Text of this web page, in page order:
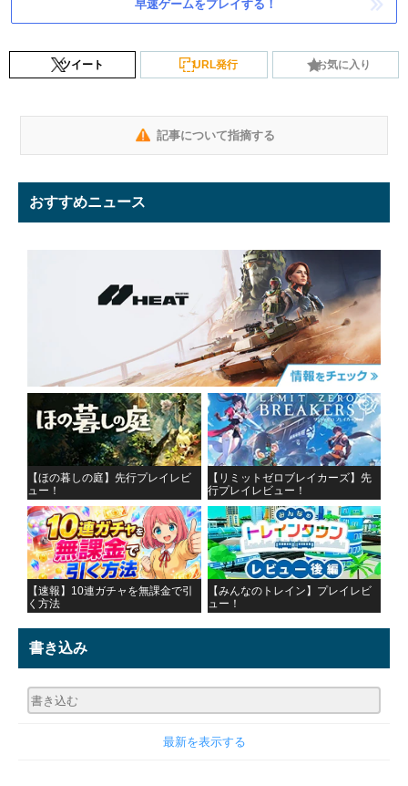
早速ゲームをプレイする！
ツイート URL発行 お気に入り
記事について指摘する
おすすめニュース
【ほの暮しの庭】先行プレイレビ
ュー！
【リミットゼロブレイカーズ】先
行プレイレビュー！
【速報】10連ガチャを無課金で引
く方法
【みんなのトレイン】プレイレビ
ュー！
書き込み
最新を表示する